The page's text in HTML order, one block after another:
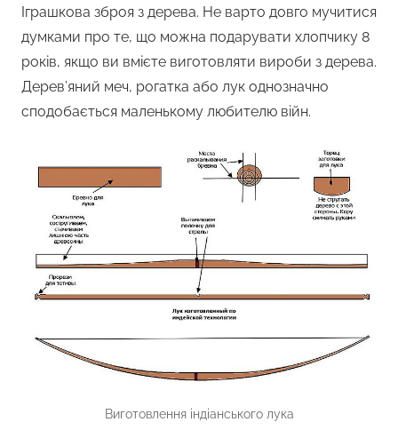
Іграшкова зброя з дерева. Не варто довго мучитися
думками про те, що можна подарувати хлопчику 8
років, якщо ви вмієте виготовляти вироби з дерева.
Дерев’яний меч, рогатка або лук однозначно
сподобається маленькому любителю війн.
Виготовлення індіанського лука